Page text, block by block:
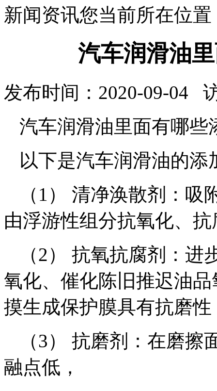
新闻资讯您当前所在位
汽车润滑油
发布时间：2020-09-04
汽车润滑油里面有哪些
以下是汽车润滑油的添
（1） 清净涣散剂：
由浮游性组分抗氧化、
（2） 抗氧抗腐剂：
氧化、催化陈旧推迟油
摸生成保护膜具有抗磨性
（3） 抗磨剂：在磨
融点低，